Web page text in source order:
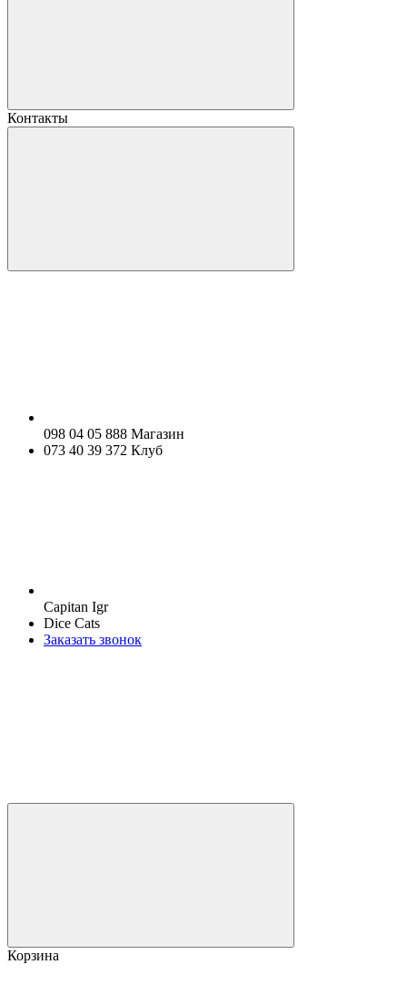
Контакты
098 04 05 888 Магазин
073 40 39 372 Клуб
Capitan Igr
Dice Cats
Заказать звонок
Корзина